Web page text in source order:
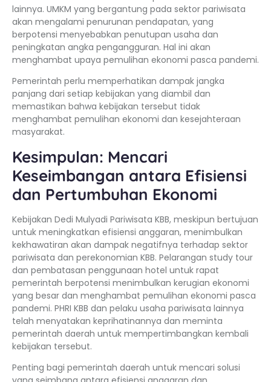
lainnya. UMKM yang bergantung pada sektor pariwisata
akan mengalami penurunan pendapatan, yang
berpotensi menyebabkan penutupan usaha dan
peningkatan angka pengangguran. Hal ini akan
menghambat upaya pemulihan ekonomi pasca pandemi.
Pemerintah perlu memperhatikan dampak jangka
panjang dari setiap kebijakan yang diambil dan
memastikan bahwa kebijakan tersebut tidak
menghambat pemulihan ekonomi dan kesejahteraan
masyarakat.
Kesimpulan: Mencari
Keseimbangan antara Efisiensi
dan Pertumbuhan Ekonomi
Kebijakan Dedi Mulyadi Pariwisata KBB, meskipun bertujuan
untuk meningkatkan efisiensi anggaran, menimbulkan
kekhawatiran akan dampak negatifnya terhadap sektor
pariwisata dan perekonomian KBB. Pelarangan study tour
dan pembatasan penggunaan hotel untuk rapat
pemerintah berpotensi menimbulkan kerugian ekonomi
yang besar dan menghambat pemulihan ekonomi pasca
pandemi. PHRI KBB dan pelaku usaha pariwisata lainnya
telah menyatakan keprihatinannya dan meminta
pemerintah daerah untuk mempertimbangkan kembali
kebijakan tersebut.
Penting bagi pemerintah daerah untuk mencari solusi